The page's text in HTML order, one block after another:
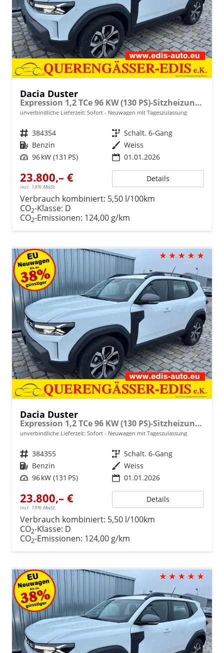
Dacia Duster
Expression 1,2 TCe 96 KW (130 PS)-Sitzheizung-Rückfahrkamera-AppleCarplay-Sofort
unverbindliche Lieferzeit: Sofort Neuwagen mit Tageszulassung
Fahrzeugnr. 384354 Getriebe Schalt. 6-Gang
Kraftstoff Benzin Außenfarbe Weiss
Leistung 96 kW (131 PS) 01.01.2026
23.800,– €
incl. 19% MwSt.
Details
Verbrauch kombiniert: 5,50 l/100km
CO2-Klasse: D
CO2-Emissionen: 124,00 g/km
Dacia Duster
Expression 1,2 TCe 96 KW (130 PS)-Sitzheizung-Rückfahrkamera-AppleCarplay-Sofort
unverbindliche Lieferzeit: Sofort Neuwagen mit Tageszulassung
Fahrzeugnr. 384355 Getriebe Schalt. 6-Gang
Kraftstoff Benzin Außenfarbe Weiss
Leistung 96 kW (131 PS) 01.01.2026
23.800,– €
incl. 19% MwSt.
Details
Verbrauch kombiniert: 5,50 l/100km
CO2-Klasse: D
CO2-Emissionen: 124,00 g/km